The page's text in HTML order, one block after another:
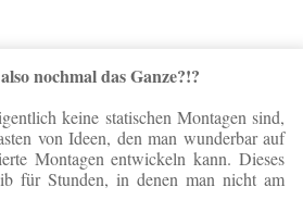
nochmal das Ganze?!?
keine statischen Montagen sind,
von Ideen, den man wunderbar auf
Montagen entwickeln kann. Dieses
für Stunden, in denen man nicht am